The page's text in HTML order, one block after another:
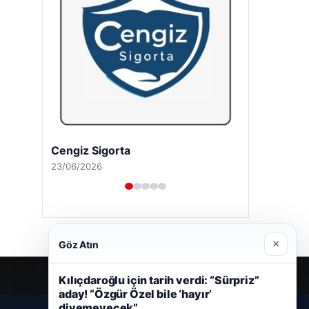
Cengiz Sigorta
23/06/2026
Göz Atın ×
Kılıçdaroğlu için tarih verdi: “Sürpriz”
aday! “Özgür Özel bile ‘hayır’